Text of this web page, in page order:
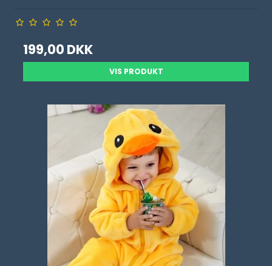
199,00 DKK
VIS PRODUKT